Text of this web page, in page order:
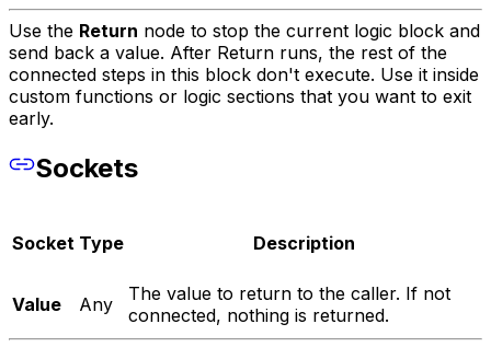
Use the Return node to stop the current logic block and
send back a value. After Return runs, the rest of the
connected steps in this block don't execute. Use it inside
custom functions or logic sections that you want to exit
early.
Sockets
Socket Type Description
Value Any
The value to return to the caller. If not
connected, nothing is returned.